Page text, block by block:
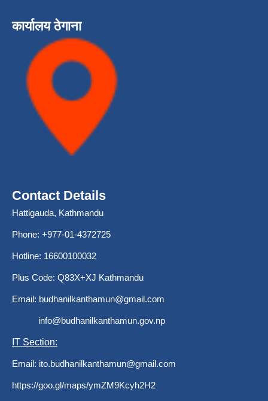
कार्यालय ठेगाना
Contact Details
Hattigauda, Kathmandu
Phone: +977-01-4372725
Hotline: 16600100032
Plus Code: Q83X+XJ Kathmandu
Email: budhanilkanthamun@gmail.com
info@budhanilkanthamun.gov.np
IT Section:
Email: ito.budhanilkanthamun@gmail.com
https://goo.gl/maps/ymZM9Kcyh2H2